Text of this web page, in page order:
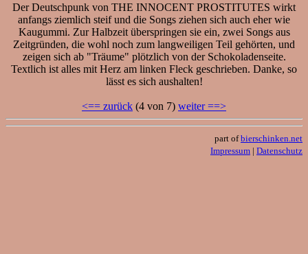
Der Deutschpunk von THE INNOCENT PROSTITUTES wirkt
anfangs ziemlich steif und die Songs ziehen sich auch eher wie
Kaugummi. Zur Halbzeit überspringen sie ein, zwei Songs aus
Zeitgründen, die wohl noch zum langweiligen Teil gehörten, und
zeigen sich ab "Träume" plötzlich von der Schokoladenseite.
Textlich ist alles mit Herz am linken Fleck geschrieben. Danke, so
lässt es sich aushalten!
<== zurück (4 von 7) weiter ==>
part ofbierschinken.net
Impressum | Datenschutz